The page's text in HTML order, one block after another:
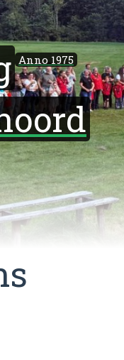
Anno 1975